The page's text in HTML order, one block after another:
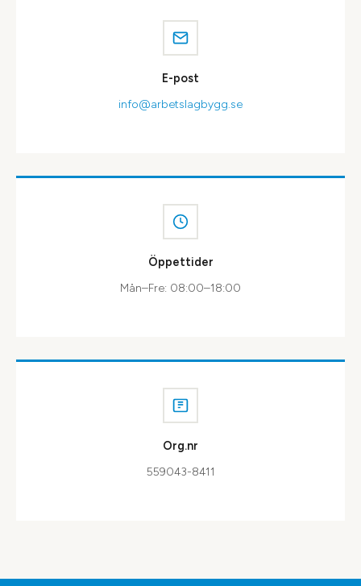
E-post
info@arbetslagbygg.se
Öppettider
Mån–Fre: 08:00–18:00
Org.nr
559043-8411